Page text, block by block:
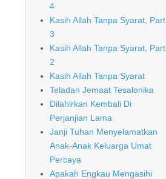
4
Kasih Allah Tanpa Syarat, Part
3
Kasih Allah Tanpa Syarat, Part
2
Kasih Allah Tanpa Syarat
Teladan Jemaat Tesalonika
Dilahirkan Kembali Di
Perjanjian Lama
Janji Tuhan Menyelamatkan
Anak-Anak Keluarga Umat
Percaya
Apakah Engkau Mengasihi